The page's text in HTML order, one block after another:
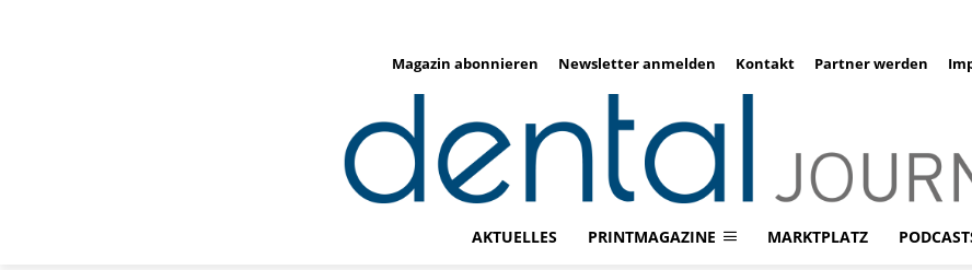
Magazin abonnieren Newsletter anmelden Kontakt Partner werden
AKTUELLES PRINTMAGAZINE MARKTPLATZ